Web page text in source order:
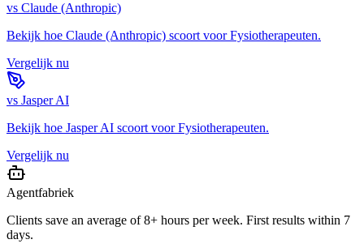
vs Claude (Anthropic)
Bekijk hoe Claude (Anthropic) scoort voorFysiotherapeuten.
Vergelijk nu
vs Jasper AI
Bekijk hoe Jasper AI scoort voorFysiotherapeuten.
Vergelijk nu
Agentfabriek
Clients save an average of 8+ hours per week. First results within 7
days.